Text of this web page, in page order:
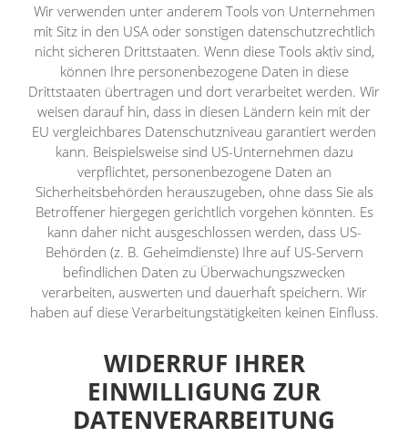
Wir verwenden unter anderem Tools von Unternehmen
mit Sitz in den USA oder sonstigen datenschutzrechtlich
nicht sicheren Drittstaaten. Wenn diese Tools aktiv sind,
können Ihre personenbezogene Daten in diese
Drittstaaten übertragen und dort verarbeitet werden. Wir
weisen darauf hin, dass in diesen Ländern kein mit der
EU vergleichbares Datenschutzniveau garantiert werden
kann. Beispielsweise sind US-Unternehmen dazu
verpflichtet, personenbezogene Daten an
Sicherheitsbehörden herauszugeben, ohne dass Sie als
Betroffener hiergegen gerichtlich vorgehen könnten. Es
kann daher nicht ausgeschlossen werden, dass US-
Behörden (z. B. Geheimdienste) Ihre auf US-Servern
befindlichen Daten zu Überwachungszwecken
verarbeiten, auswerten und dauerhaft speichern. Wir
haben auf diese Verarbeitungstätigkeiten keinen Einfluss.
WIDERRUF IHRER
EINWILLIGUNG ZUR
DATENVERARBEITUNG